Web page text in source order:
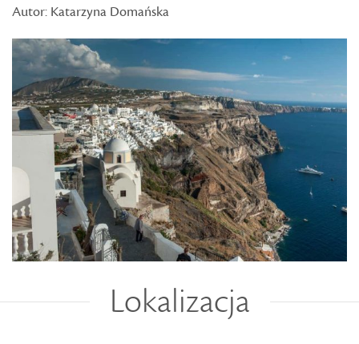
Autor: Katarzyna Domańska
Lokalizacja